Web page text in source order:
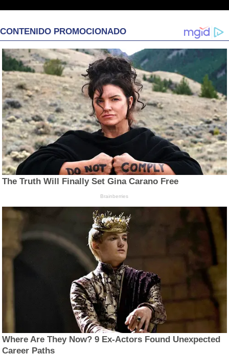
CONTENIDO PROMOCIONADO
The Truth Will Finally Set Gina Carano Free
Brainberries
Where Are They Now? 9 Ex-Actors Found Unexpected
Career Paths